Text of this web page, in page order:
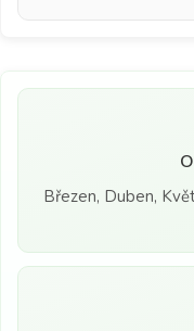
Březen, Duben,